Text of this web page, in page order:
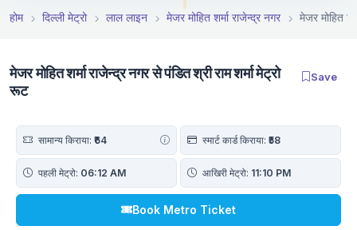
होम दिल्ली मेट्रो लाल लाइन मे‌‌जर मोहित शर्मा राजेन्द्र नगर मे‌‌जर मोहित
मे‌‌जर मोहित शर्मा राजेन्द्र नगर से पंडित श्री राम शर्मा मेट्रो
रूट
Save
सामान्य किराया: ₹64 स्मार्ट कार्ड किराया: ₹58
पहली मेट्रो: 06:12 AM आखिरी मेट्रो: 11:10 PM
Book Metro Ticket